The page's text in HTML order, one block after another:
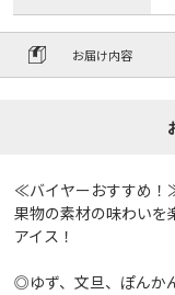
お届け内容
≪バイヤーおすすめ
果物の素材の味わいを
アイス！
◎ゆず、文旦、ぽんか